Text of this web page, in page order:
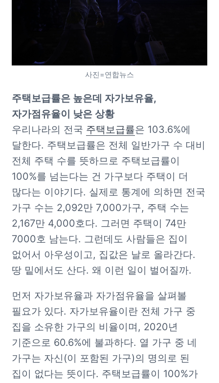
사진=연합뉴스
주택보급률은 높은데 자가보유율,
우리나라의 전국 주택보급률은 103.6%에
달한다. 주택보급률은 전체 일반가구 수 대비
전체 주택 수를 뜻하므로 주택보급률이
100%를 넘는다는 건 가구보다 주택이 더
많다는 이야기다. 실제로 통계에 의하면 전국
가구 수는 2,092만 7,000가구, 주택 수는
2,167만 4,000호다. 그러면 주택이 74만
7000호 남는다. 그런데도 사람들은 집이
없어서 아우성이고, 집값은 날로 올라간다.
땅 밑에서도 산다. 왜 이런 일이 벌어질까.
먼저 자가보유율과 자가점유율을 살펴볼
필요가 있다. 자가보유율이란 전체 가구 중
집을 소유한 가구의 비율이며, 2020년
기준으로 60.6%에 불과하다. 열 가구 중 네
가구는 자신(이 포함된 가구)의 명의로 된
집이 없다는 뜻이다. 주택보급률이 100%가